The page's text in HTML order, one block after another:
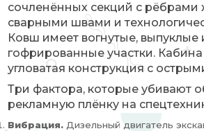
сочленённых секций с рёбрами
сварными швами и
Ковш имеет вогнутые, выпуклые
гофрированные участки.
угловатая конструкция с
Три фактора, которые убивают
рекламную плёнку на
Вибрация. Дизельный двигатель